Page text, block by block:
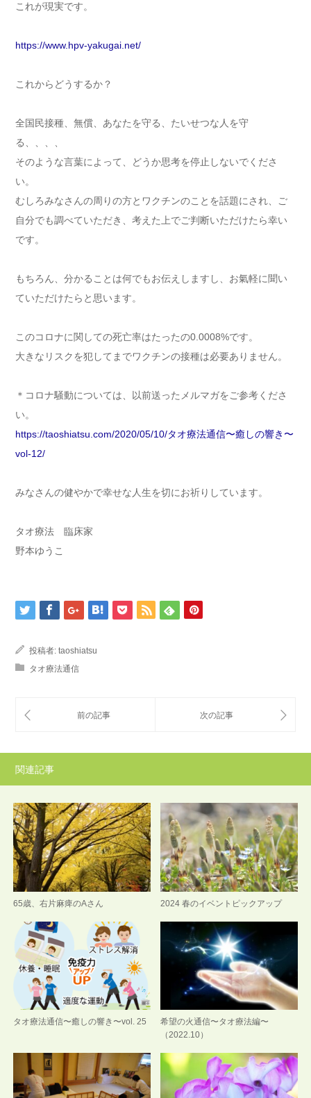
これが現実です。
https://www.hpv-yakugai.net/
これからどうするか？
全国民接種、無償、あなたを守る、たいせつな人を守
る、、、、
そのような言葉によって、どうか思考を停止しないでくださ
い。
むしろみなさんの周りの方とワクチンのことを話題にされ、ご
自分でも調べていただき、考えた上でご判断いただけたら幸い
です。
もちろん、分かることは何でもお伝えしますし、お氣軽に聞い
ていただけたらと思います。
このコロナに関しての死亡率はたったの0.0008%です。
大きなリスクを犯してまでワクチンの接種は必要ありません。
＊コロナ騒動については、以前送ったメルマガをご参考くださ
い。
https://taoshiatsu.com/2020/05/10/タオ療法通信〜癒しの響き〜
vol-12/
みなさんの健やかで幸せな人生を切にお祈りしています。
タオ療法 臨床家
野本ゆうこ
投稿者: taoshiatsu
タオ療法通信
関連記事
65歳、右片麻痺のAさん 2024 春のイベントピックアップ
タオ療法通信〜癒しの響き〜vol. 25
希望の火通信〜タオ療法編〜
（2022.10）